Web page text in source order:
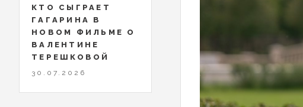
КТО СЫГРАЕТ
ГАГАРИНА В
НОВОМ ФИЛЬМЕ О
ВАЛЕНТИНЕ
ТЕРЕШКОВОЙ
30.07.2026